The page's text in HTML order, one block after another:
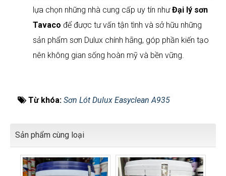
lựa chọn những nhà cung cấp uy tín nhưĐại lý sơn
Tavaco để được tư vấn tận tình và sở hữu những
sản phẩm sơn Dulux chính hãng, góp phần kiến tạo
nên không gian sống hoàn mỹ và bền vững.
Từ khóa: Sơn Lót Dulux Easyclean A935
Sản phẩm cùng loại